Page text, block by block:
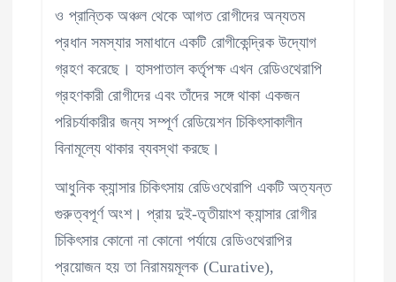
ও প্রান্তিক অঞ্চল থেকে আগত রোগীদের অন্যতম
প্রধান সমস্যার সমাধানে একটি রোগীকেন্দ্রিক উদ্যোগ
গ্রহণ করেছে। হাসপাতাল কর্তৃপক্ষ এখন রেডিওথেরাপি
গ্রহণকারী রোগীদের এবং তাঁদের সঙ্গে থাকা একজন
পরিচর্যাকারীর জন্য সম্পূর্ণ রেডিয়েশন চিকিৎসাকালীন
বিনামূল্যে থাকার ব্যবস্থা করছে।
আধুনিক ক্যান্সার চিকিৎসায় রেডিওথেরাপি একটি অত্যন্ত
গুরুত্বপূর্ণ অংশ। প্রায় দুই-তৃতীয়াংশ ক্যান্সার রোগীর
চিকিৎসার কোনো না কোনো পর্যায়ে রেডিওথেরাপির
প্রয়োজন হয় তা নিরাময়মূলক (Curative),